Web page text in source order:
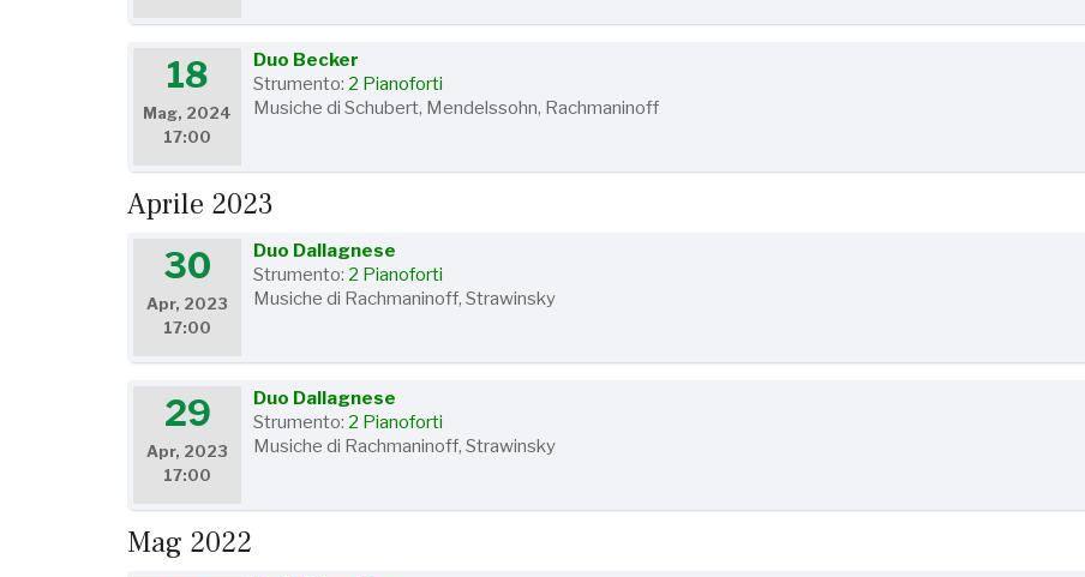
18
Mag, 2024
17:00
Duo Becker
Strumento: 2 Pianoforti
Musiche di Schubert, Mendelssohn, Rachmaninoff
Aprile 2023
30
Apr, 2023
17:00
Duo Dallagnese
Strumento: 2 Pianoforti
Musiche di Rachmaninoff, Strawinsky
29
Apr, 2023
17:00
Duo Dallagnese
Strumento: 2 Pianoforti
Musiche di Rachmaninoff, Strawinsky
Mag 2022